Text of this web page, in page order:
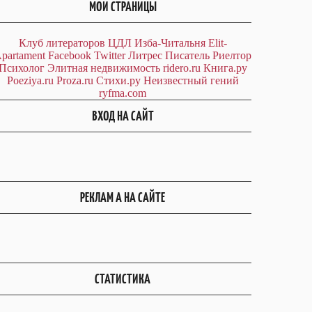
МОИ СТРАНИЦЫ
Клуб литераторов ЦДЛ Изба-Читальня Elit-
Facebook Twitter Литрес Писатель Риелтор
Элитная недвижимость ridero.ru Книга.ру
Poeziya.ru Proza.ru Стихи.ру Неизвестный гений
ryfma.com
ВХОД НА САЙТ
РЕКЛАМ А НА САЙТЕ
СТАТИСТИКА